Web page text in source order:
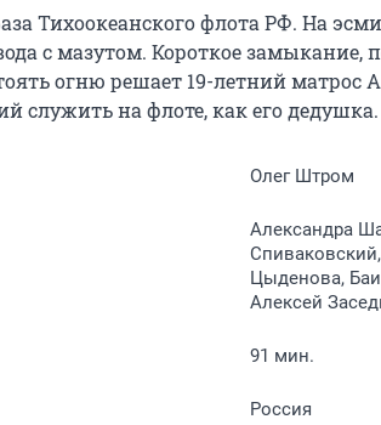
Тихоокеанского флота РФ. На
с мазутом. Короткое замыкание,
огню решает 19-летний матрос
служить на флоте, как его дедушка.
Олег Штром
Александра
Цыденова,
Алексей
91 мин.
Россия